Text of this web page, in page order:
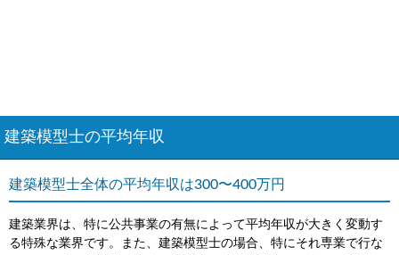
建築模型士の平均年収
建築模型士全体の平均年収は300〜400万円
建築業界は、特に公共事業の有無によって平均年収が大きく変動す
る特殊な業界です。また、建築模型士の場合、特にそれ専業で行な